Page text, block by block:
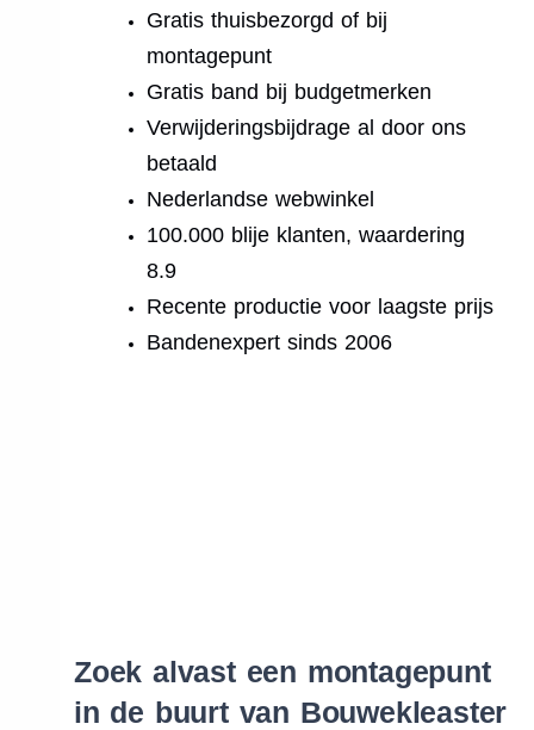
Gratis thuisbezorgd of bij
montagepunt
Gratis band bij budgetmerken
Verwijderingsbijdrage al door ons
betaald
Nederlandse webwinkel
100.000 blije klanten, waardering
8.9
Recente productie voor laagste prijs
Bandenexpert sinds 2006
Zoek alvast een montagepunt
in de buurt van Bouwekleaster